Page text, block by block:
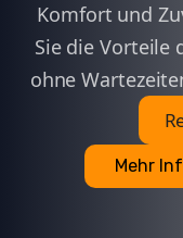
Komfort und
Sie die Vorteile
ohne
Mehr